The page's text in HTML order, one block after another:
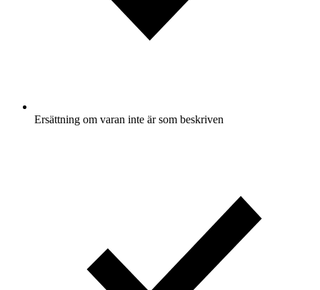
Ersättning om varan inte är som beskriven